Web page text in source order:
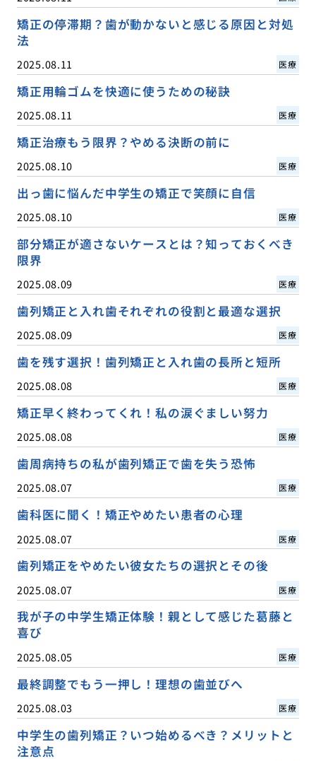
矯正の停滞期？歯が動かないと感じる原因と対処
法
2025.08.11 医療
矯正用輪ゴムを快適に使うための秘訣
2025.08.11 医療
矯正治療もう限界？やめる決断の前に
2025.08.10 医療
出っ歯に悩んだ中学生の矯正で笑顔に自信
2025.08.10 医療
部分矯正が適さないケースとは？知っておくべき
限界
2025.08.09 医療
歯列矯正と入れ歯それぞれの役割と最適な選択
2025.08.09 医療
歯を残す選択！歯列矯正と入れ歯の長所と短所
2025.08.08 医療
矯正早く終わってくれ！私の涙ぐましい努力
2025.08.08 医療
歯周病持ちの私が歯列矯正で歯を失う恐怖
2025.08.07 医療
歯科医に聞く！矯正やめたい患者の心理
2025.08.07 医療
歯列矯正をやめたい彼女たちの選択とその後
2025.08.07 医療
我が子の中学生矯正体験！親として感じた葛藤と
喜び
2025.08.05 医療
最終調整でもう一押し！理想の歯並びへ
2025.08.03 医療
中学生の歯列矯正？いつ始めるべき？メリットと
注意点